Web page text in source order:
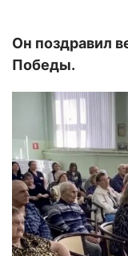
Он поздравил
Победы.